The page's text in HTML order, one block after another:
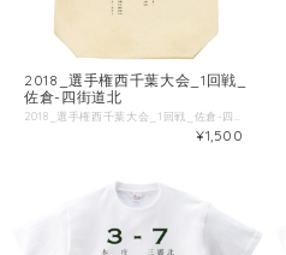
2018_選手権西千葉大会_1回戦_
佐倉-四街道北
¥1,500